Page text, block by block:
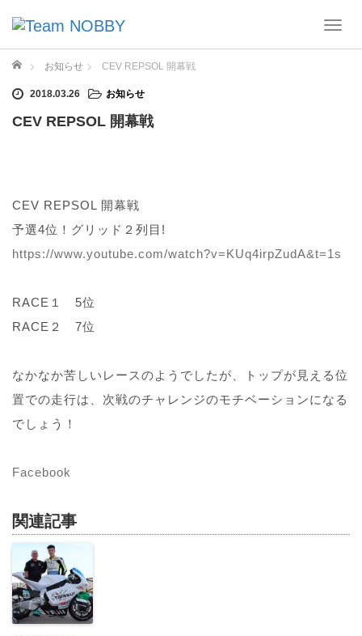
T
ホーム お知らせ CEV REPSOL 開幕戦
2018.03.26 お知らせ
CEV REPSOL 開幕戦
CEV REPSOL 開幕戦
予選4位！グリッド２列目!
https://www.youtube.com/watch?v=KUq4irpZudA&t=1s
RACE１ 5位
RACE２ 7位
なかなか苦しいレースのようでしたが、トップが見える位
置での走行は、次戦のチャレンジのモチベーションになる
でしょう！
Facebook
関連記事